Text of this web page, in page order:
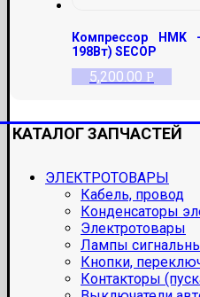
Компрессор
198Вт) SECOP
5,200.00 Р
КАТАЛОГ ЗАПЧАСТЕЙ
ЭЛЕКТРОТОВАРЫ
Кабель, провод
Конденсаторы
Электротовары
Лампы
Кнопки,
Контакторы